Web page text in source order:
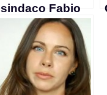
sindaco Fabio
Federico: “I
gay?
Un’aberrazione
genetica”